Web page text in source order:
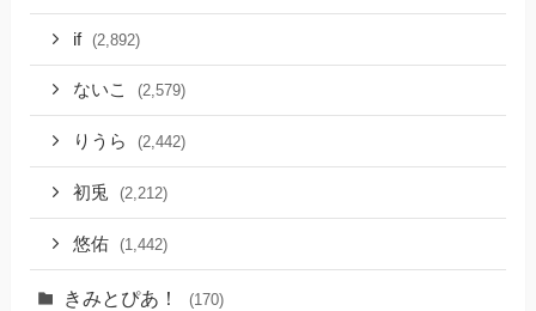
if (2,892)
ないこ (2,579)
りうら (2,442)
初兎 (2,212)
悠佑 (1,442)
きみとぴあ！ (170)